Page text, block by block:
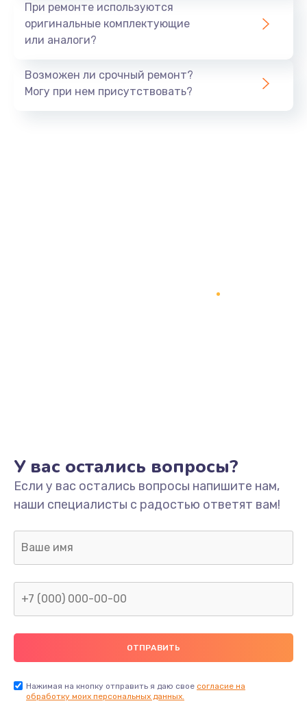
Заказать
Заказать
1045 руб.
Заказать
Заказать
Ремонт цепей питания
Заказать
2045 руб.
При ремонте используются
оригинальные комплектующие
или аналоги?
Возможен ли срочный ремонт?
Могу при нем присутствовать?
У вас остались вопросы?
Если у вас остались вопросы напишите нам,
наши специалисты с радостью ответят вам!
Нажимая на кнопку отправить я даю свое согласие на
обработку моих персональных данных.